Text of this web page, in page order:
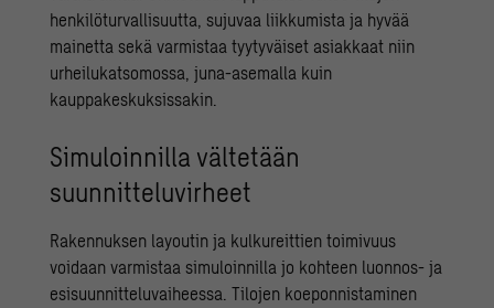
henkilöturvallisuutta, sujuvaa liikkumista ja hyvää
mainetta sekä varmistaa tyytyväiset asiakkaat niin
urheilukatsomossa, juna-asemalla kuin
kauppakeskuksissakin.
Simuloinnilla vältetään
suunnitteluvirheet
Rakennuksen layoutin ja kulkureittien toimivuus
voidaan varmistaa simuloinnilla jo kohteen luonnos- ja
esisuunnitteluvaiheessa. Tilojen koeponnistaminen